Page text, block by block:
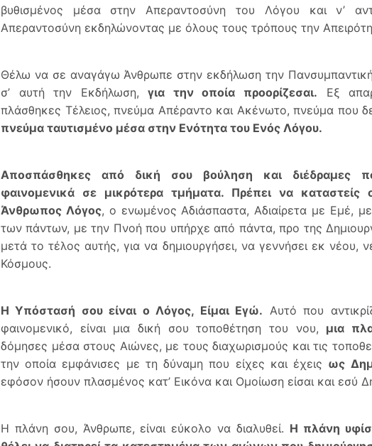
βυθισμένος μέσα στην Απεραντοσύνη του Λόγου και ν’
Απεραντοσύνη εκδηλώνοντας με όλους τους τρόπους την
Θέλω να σε αναγάγω Άνθρωπε στην εκδήλωση την
σ’ αυτή την Εκδήλωση,για την οποία προορίζεσαι. Εξ
πλάσθηκες Τέλειος, πνεύμα Απέραντο και Ακένωτο, πνεύμα που
πνεύμα ταυτισμένο μέσα στην Ενότητα του Ενός Λόγου.
Αποσπάσθηκες από δική σου βούληση και διέδραμες
φαινομενικά σε μικρότερα τμήματα. Πρέπει να
Άνθρωπος Λόγος, ο ενωμένος Αδιάσπαστα, Αδιαίρετα με Εμέ,
των πάντων, με την Πνοή που υπήρχε από πάντα, προ της
μετά το τέλος αυτής, για να δημιουργήσει, να γεννήσει εκ νέου,
Κόσμους.
Η Υπόστασή σου είναι ο Λόγος, Είμαι Εγώ. Αυτό που
φαινομενικό, είναι μια δική σου τοποθέτηση του νου, μια
δόμησες μέσα στους Αιώνες, με τους διαχωρισμούς και τις
την οποία εμφάνισες με τη δύναμη που είχες και έχεις ως
εφόσον ήσουν πλασμένος κατ’ Εικόνα και Ομοίωση είσαι και εσύ
Η πλάνη σου, Άνθρωπε, είναι εύκολο να διαλυθεί. Η πλάνη